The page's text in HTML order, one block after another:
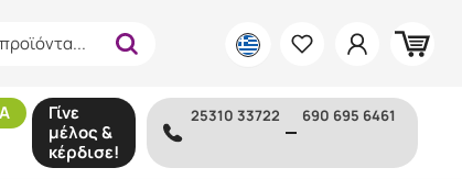
Γίνε
μέλος &
κέρδισε!
25310 33722 690 695 6461